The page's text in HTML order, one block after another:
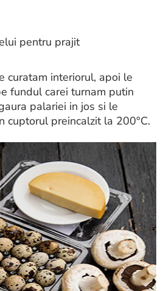
pentru prajit
curatam interiorul, apoi le
fundul carei turnam putin
palariei in jos si le
cuptorul preincalzit la 200°C.